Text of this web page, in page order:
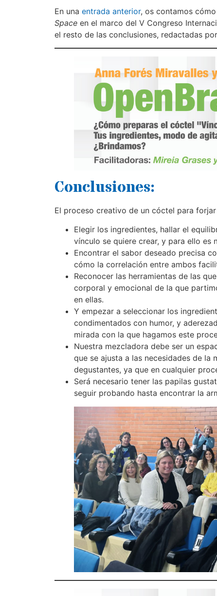
En una entrada anterior, os contamos
Space en el marco del V Congreso
el resto de las conclusiones, redactadas
Conclusiones:
El proceso creativo de un cóctel para
Elegir los ingredientes, hallar el
vínculo se quiere crear, y para ello es
Encontrar el sabor deseado precisa
cómo la correlación entre ambos
Reconocer las herramientas de las
corporal y emocional de la que
en ellas.
Y empezar a seleccionar los
condimentados con humor, y
mirada con la que hagamos este
Nuestra mezcladora debe ser un
que se ajusta a las necesidades de la
degustantes, ya que en cualquier
Será necesario tener las papilas
seguir probando hasta encontrar la